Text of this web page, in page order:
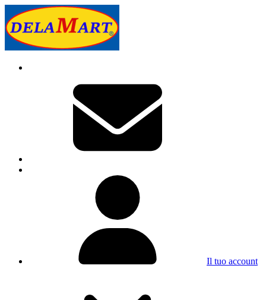
Il tuo account